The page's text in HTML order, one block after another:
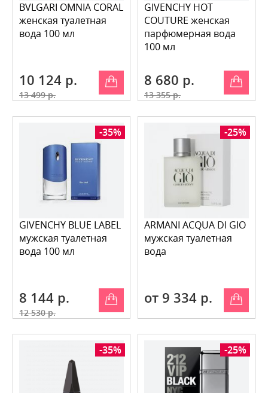
BVLGARI OMNIA CORAL
женская туалетная
вода 100 мл
10 124 р.
13 499 р.
GIVENCHY HOT
COUTURE женская
парфюмерная вода
100 мл
8 680 р.
13 355 р.
-35%
GIVENCHY BLUE LABEL
мужская туалетная
вода 100 мл
8 144 р.
12 530 р.
-25%
ARMANI AСQUA DI GIO
мужская туалетная
вода
от 9 334 р.
-35% -25%